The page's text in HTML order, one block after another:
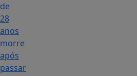
de
28
anos
morre
após
passar